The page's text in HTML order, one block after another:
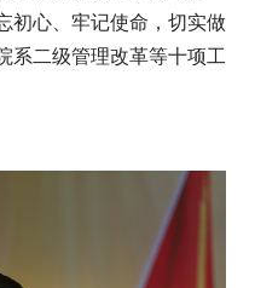
初心、牢记使命，切实做
系二级管理改革等十项工